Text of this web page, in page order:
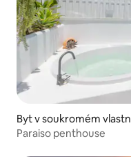
Byt v soukromém
Paraiso penthouse